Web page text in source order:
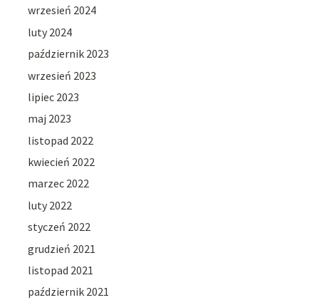
wrzesień 2024
luty 2024
październik 2023
wrzesień 2023
lipiec 2023
maj 2023
listopad 2022
kwiecień 2022
marzec 2022
luty 2022
styczeń 2022
grudzień 2021
listopad 2021
październik 2021